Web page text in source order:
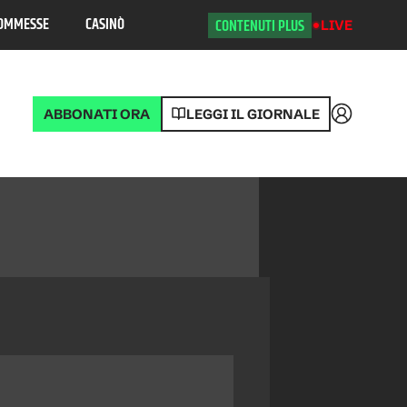
CASINÒ CONTENUTI PLUS LIVE
ABBONATI ORA LEGGI IL GIORNALE Accedi